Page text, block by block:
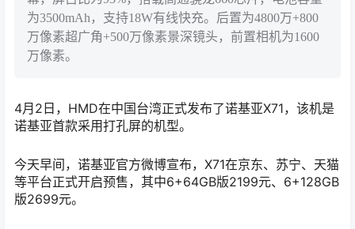
为3500mAh，支持18W有线快充。后置为4800万+800
万像素超广角+500万像素景深镜头，前置相机为1600
万像素。
4月2日，HMD在中国台湾正式发布了诺基亚X71，该机是
诺基亚首款采用打孔屏的机型。
今天早间，诺基亚官方微博宣布，X71在京东、苏宁、天猫
等平台正式开启预售，其中6+64GB版2199元、6+128GB
版2699元。